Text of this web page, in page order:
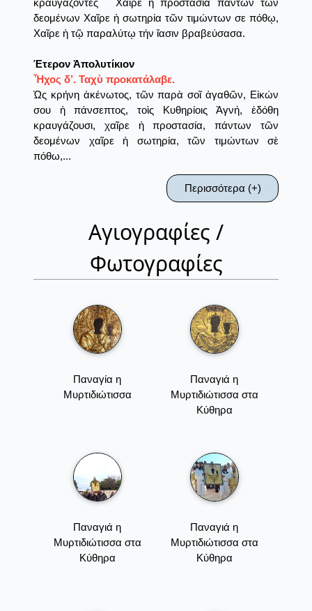
κραυγάζοντες˙ Χαῖρε ἡ προστασία πάντων τῶν
δεομένων Χαῖρε ἡ σωτηρία τῶν τιμώντων σε πόθῳ,
Χαῖρε ἡ τῷ παραλύτῳ τήν ἴασιν βραβεύσασα.
Έτερον Ἀπολυτίκιον
Ἦχος δ’. Ταχὺ προκατάλαβε.
Ὡς κρήνη ἀκένωτος, τῶν παρὰ σοῖ ἀγαθῶν, Εἰκών
σου ἡ πάνσεπτος, τοὶς Κυθηρίοις Ἁγνή, ἐδόθη
κραυγάζουσι, χαῖρε ἡ προστασία, πάντων τῶν
δεομένων χαῖρε ἡ σωτηρία, τῶν τιμώντων σὲ
πόθω,...
Περισσότερα (+)
Αγιογραφίες /
Φωτογραφίες
Παναγία η
Μυρτιδιώτισσα
Παναγιά η
Μυρτιδιώτισσα στα
Κύθηρα
Παναγιά η
Μυρτιδιώτισσα στα
Κύθηρα
Παναγιά η
Μυρτιδιώτισσα στα
Κύθηρα